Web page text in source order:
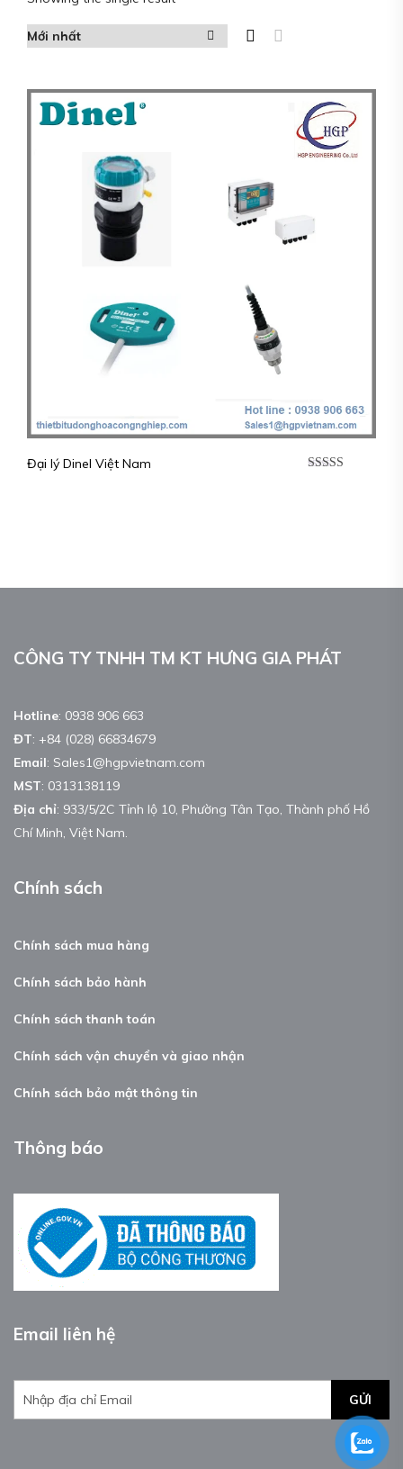
Đại lý Dinel Việt Nam
CÔNG TY TNHH TM KT HƯNG GIA PHÁT
Hotline: 0938 906 663
ĐT: +84 (028) 66834679
Email: Sales1@hgpvietnam.com
MST: 0313138119
Địa chỉ: 933/5/2C Tỉnh lộ 10, Phường Tân Tạo, Thành phố Hồ
Chí Minh, Việt Nam.
Chính sách
Chính sách mua hàng
Chính sách bảo hành
Chính sách thanh toán
Chính sách vận chuyển và giao nhận
Chính sách bảo mật thông tin
Thông báo
Email liên hệ
GỬI